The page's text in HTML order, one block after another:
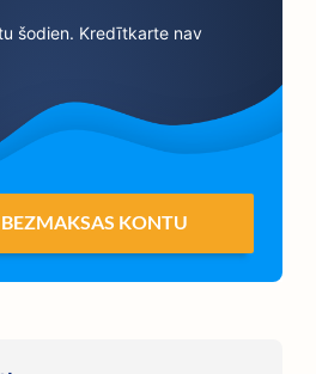
šodien. Kredītkarte nav
KONTU